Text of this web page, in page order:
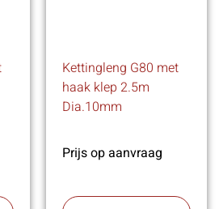
Kettingleng G80 met
haak klep 2.5m
Dia.10mm
Prijs op aanvraag